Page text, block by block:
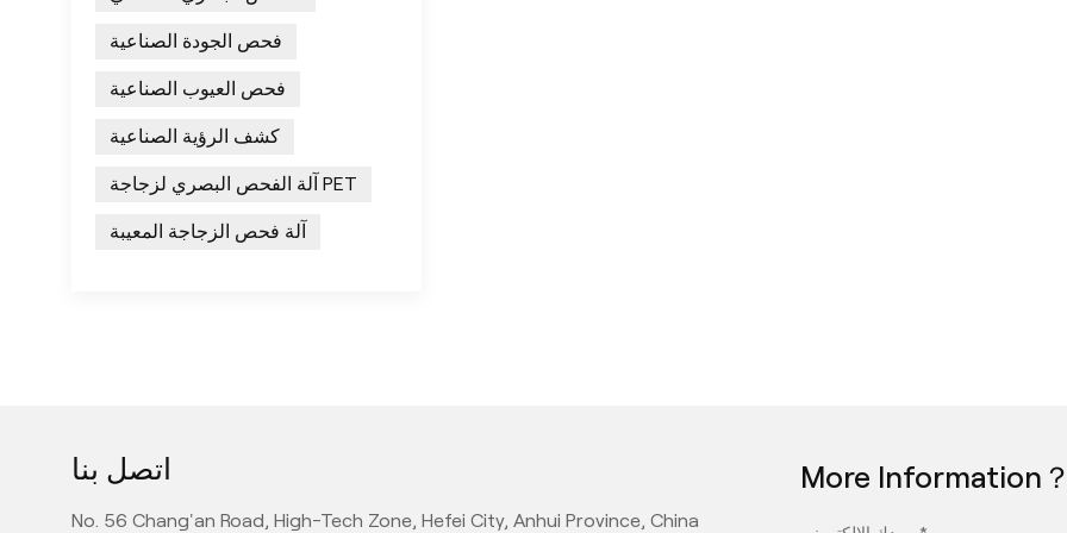
فحص الجودة الصناعية
فحص العيوب الصناعية
كشف الرؤية الصناعية
آلة الفحص البصري لزجاجة PET
آلة فحص الزجاجة المعيبة
اتصل بنا
No. 56 Chang'an Road, High-Tech Zone, Hefei City, Anhui Province, China
More Information